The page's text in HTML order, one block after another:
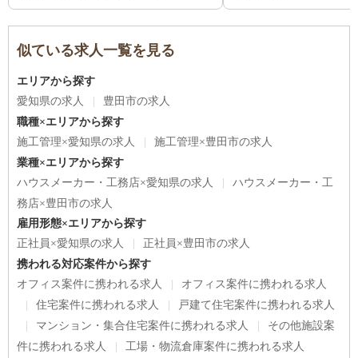
似ている求人一覧を見る
エリアから探す
愛知県の求人
豊田市の求人
職種×エリアから探す
施工管理×愛知県の求人
施工管理×豊田市の求人
業種×エリアから探す
ハウスメーカー・工務店×愛知県の求人
ハウスメーカー・工
務店×豊田市の求人
雇用形態×エリアから探す
正社員×愛知県の求人
正社員×豊田市の求人
携われる対応案件から探す
オフィス案件に携われる求人
オフィス案件に携われる求人
住宅案件に携われる求人
戸建て住宅案件に携われる求人
マンション・集合住宅案件に携われる求人
その他施設案
件に携われる求人
工場・物流倉庫案件に携われる求人